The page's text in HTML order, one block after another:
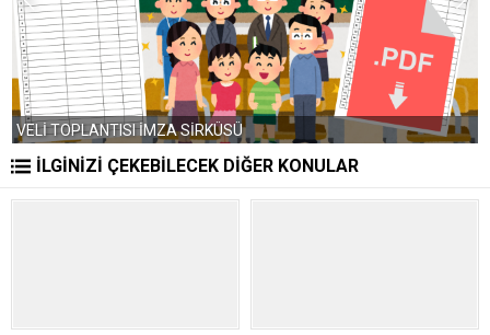
2025-2026 EĞİTİM-ÖĞRETİM YILI İŞ GÜNÜ TAKVİMİ
İLGİNİZİ ÇEKEBİLECEK DİĞER KONULAR